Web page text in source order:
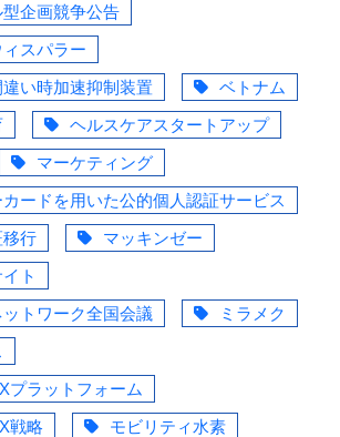
企画競争公告
スパラー
い時加速抑制装置
ベトナム
ヘルスケアスタートアップ
マーケティング
ードを用いた公的個人認証サービス
移行
マッキンゼー
ト
トワーク全国会議
ミラメク
プラットフォーム
戦略
モビリティ水素